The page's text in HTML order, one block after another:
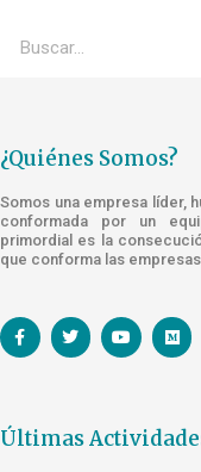
¿Quiénes Somos?
Somos una empresa líder,
conformada por un
primordial es la
que conforma las
Últimas